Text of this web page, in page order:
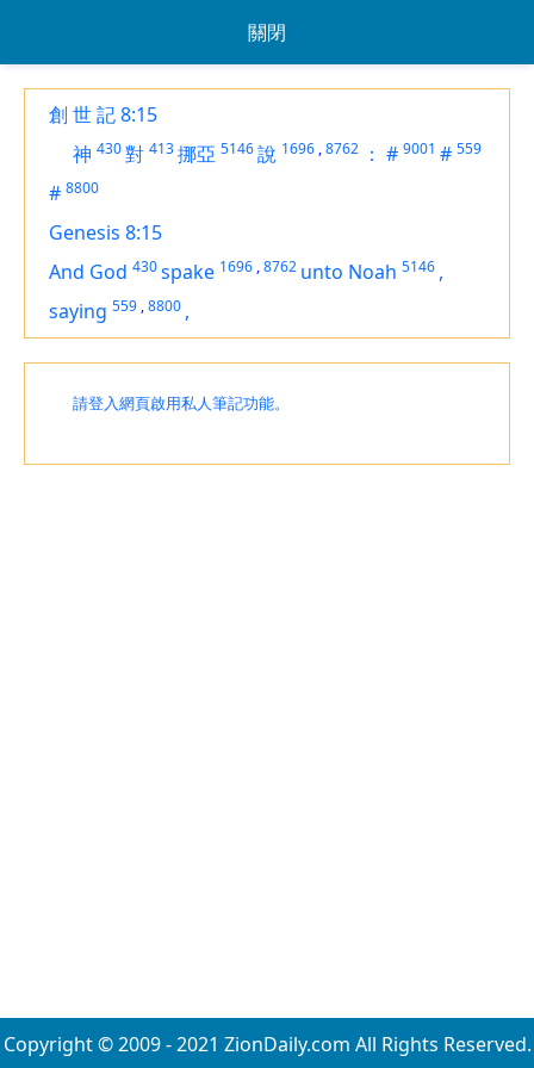
關閉
創 世 記 8:15
神 430對 413挪亞 5146說 1696 ,8762 ： # 9001 # 559
# 8800
Genesis 8:15
And God 430spake 1696 ,8762 unto Noah 5146 ,
saying 559 ,8800 ,
請登入網頁啟用私人筆記功能。
Copyright © 2009 - 2021 ZionDaily.com All Rights Reserved.